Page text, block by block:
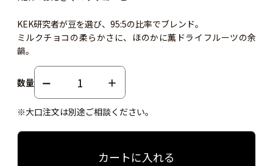
KEK研究者が豆を選び、95:5の比率でブレンド。
ミルクチョコの柔らかさに、ほのかに薫ドライフルーツの余
韻。
数量
※大口注文は別途ご相談ください。
カートに入れる